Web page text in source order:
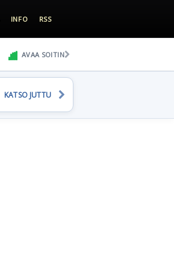
INFO RSS
AVAA SOITIN
KATSO JUTTU